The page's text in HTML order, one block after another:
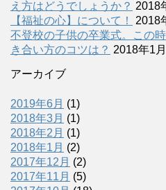
え方はどうでしょうか？ 2018
【福祉の心】について！
2018
不登校の子供の卒業式。この
き合い方のコツは？ 2018年1
アーカイブ
2019年6月 (1)
2018年3月 (1)
2018年2月 (1)
2018年1月 (2)
2017年12月 (2)
2017年11月 (5)